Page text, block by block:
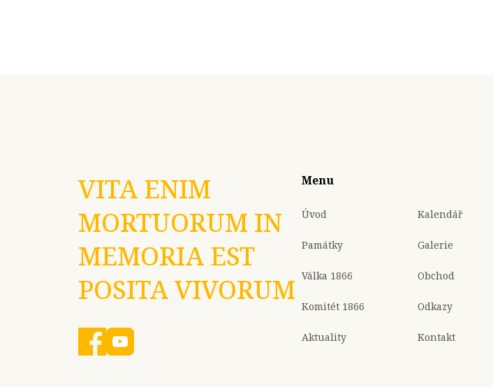
VITA ENIM
MORTUORUM IN
MEMORIA EST
POSITA VIVORUM
Menu
Úvod
Památky
Válka 1866
Komitét 1866
Aktuality
Kalendář
Galerie
Obchod
Odkazy
Kontakt